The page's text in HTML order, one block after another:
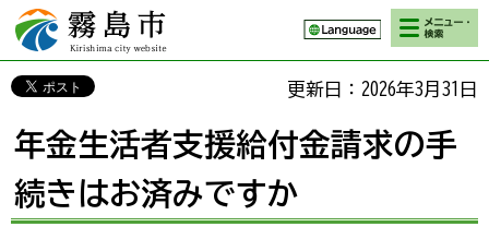
霧島市 Kirishima
city website
検索・メニ
ュー
更新日：2026年3月31日
年金生活者支援給付金請求の手
続きはお済みですか